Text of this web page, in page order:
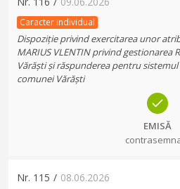
Caracter individual
Dispoziție privind exercitarea unor
MARIUS VLENTIN privind gestionarea
Vărăști și răspunderea pentru
comunei Vărăști
EMISĂ
Nr. 115 / 08.06.2026